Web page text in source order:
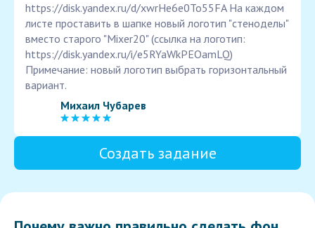
https://disk.yandex.ru/d/xwrHe6e0To55FA На каждом
листе проставить в шапке новый логотип "стеноделы"
вместо старого "Mixer20" (ссылка на логотип:
https://disk.yandex.ru/i/e5RYaWkPEOamLQ)
Примечание: новый логотип выбрать горизонтальный
вариант.
Михаил Чубарев
Создать задание